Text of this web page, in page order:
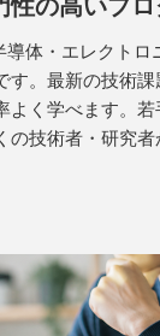
性の高いプ
体・エレクトロ
す。最新の技術
く学べます。若
技術者・研究者